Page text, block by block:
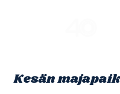
Kesän